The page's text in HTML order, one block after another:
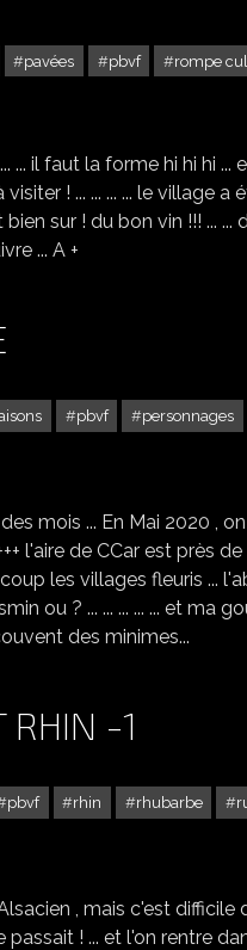
pavées pbvf rompe cul
il faut la forme hi hi hi ...
! ... ... ... ... le village a
sur ! du bon vin !!! ...
... A +
pbvf personnages
mois ... En Mai 2020 ,
l'aire de CCar est près
les villages fleuris ...
ou ? ... ... ... ... ... et ma
des minimes...
RHIN -1
pbvf rhin rhubarbe
, mais c'est difficile
! ... et l'on rentre